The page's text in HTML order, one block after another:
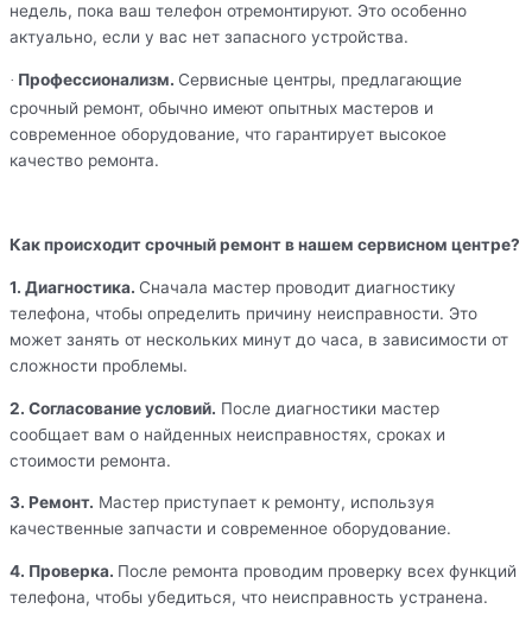
недель, пока ваш телефон отремонтируют. Это особенно
актуально, если у вас нет запасного устройства.
Профессионализм. Сервисные центры, предлагающие
срочный ремонт, обычно имеют опытных мастеров и
современное оборудование, что гарантирует высокое
качество ремонта.
Как происходит срочный ремонт в нашем сервисном центре?
1. Диагностика. Сначала мастер проводит диагностику
телефона, чтобы определить причину неисправности. Это
может занять от нескольких минут до часа, в зависимости от
сложности проблемы.
2. Согласование условий. После диагностики мастер
сообщает вам о найденных неисправностях, сроках и
стоимости ремонта.
3. Ремонт. Мастер приступает к ремонту, используя
качественные запчасти и современное оборудование.
4. Проверка. После ремонта проводим проверку всех функций
телефона, чтобы убедиться, что неисправность устранена.